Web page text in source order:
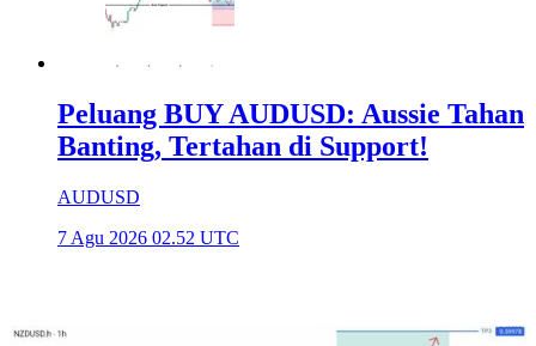
Peluang BUY AUDUSD: Aussie Tahan
Banting, Tertahan di Support!
AUDUSD
7 Agu 2026 02.52 UTC